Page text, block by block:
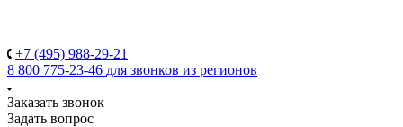
+7 (495) 988-29-21
8 800 775-23-46 для звонков из регионов
Заказать звонок
Задать вопрос